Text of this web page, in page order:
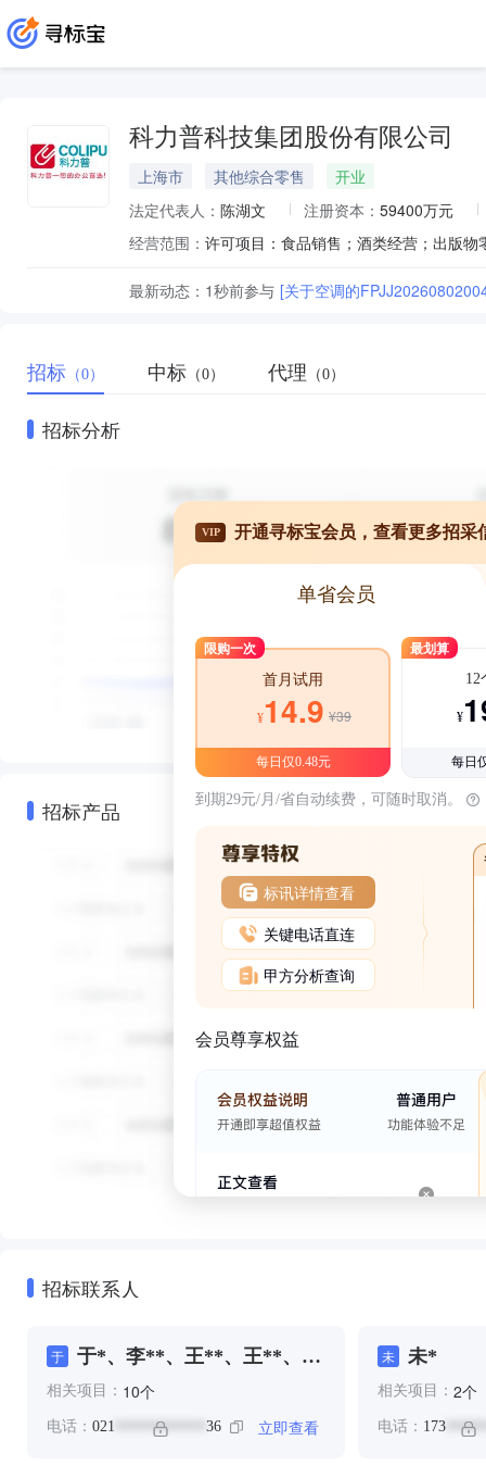
科力普科技集团股份有限公司
上海市 其他综合零售
开业
法定代表人： 陈湖文 注册资本： 59400万元
经营范围：
最新动态： 1秒前参与 [关于空调的
招标 （0） 中标 （0） 代理 （0）
招标分析
招标产品
VIP 开通寻标宝会员，查看更多招采
单省会员
限购一次
首月试用
¥14.9 ¥39
每日仅0.48元
最划算
12
¥
每日
到期29元/月/省自动续费，可随时取消。
标讯详情查看
关键电话直连
甲方分析查询
会员尊享权益
招标联系人
于
于*、李**、王**、王**、高
相关项目： 10个
电话： 021 ************ 36 立即查看
未 未*
相关项目： 2个
电话： 173